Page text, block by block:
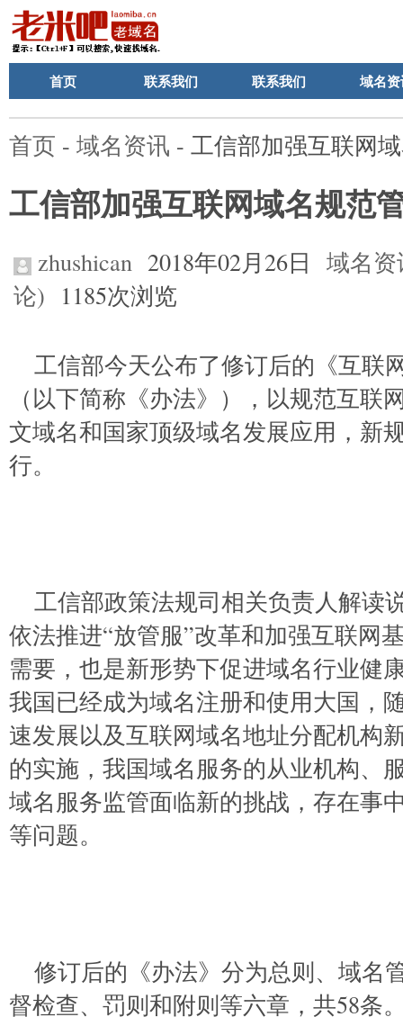
首页 联系我们 联系我们 域名
首页 - 域名资讯 - 工信部加强互联网
工信部加强互联网域名规范
zhushican 2018年02月26日 域名资
论) 1185次浏览
工信部今天公布了修订后的《互联
（以下简称《办法》），以规范互联
文域名和国家顶级域名发展应用，新
行。
工信部政策法规司相关负责人解读
依法推进“放管服”改革和加强互联网
需要，也是新形势下促进域名行业健
我国已经成为域名注册和使用大国，
速发展以及互联网域名地址分配机构
的实施，我国域名服务的从业机构、
域名服务监管面临新的挑战，存在事
等问题。
修订后的《办法》分为总则、域名
督检查、罚则和附则等六章，共58条